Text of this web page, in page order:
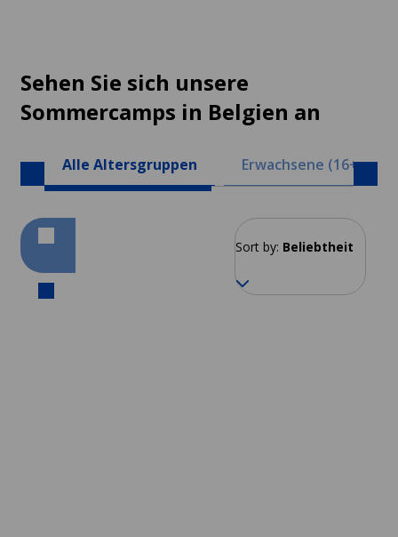
Sehen Sie sich unsere
Sommercamps in Belgien an
Alle Altersgruppen Erwachsene (16+)
Sort by: Beliebtheit